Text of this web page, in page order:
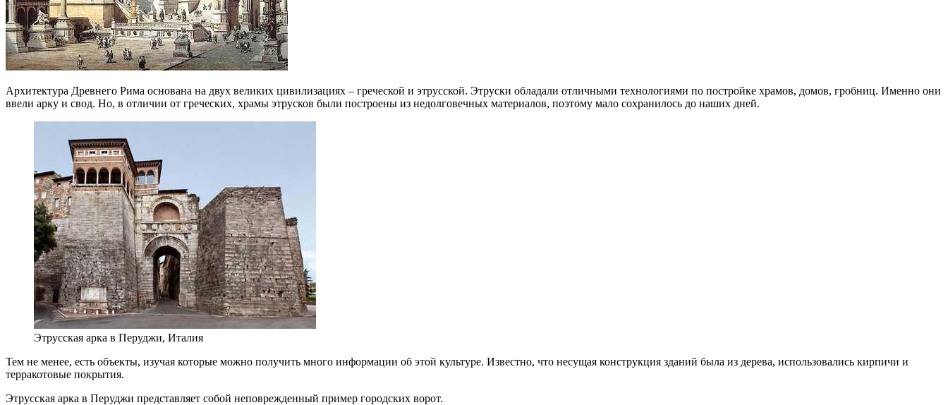
Архитектура Древнего Рима основана на двух великих цивилизациях – греческой и этрусской. Этруски обладали отличными технологиями по постройке храмов, домов, гробниц. Именно они
ввели арку и свод. Но, в отличии от греческих, храмы этрусков были построены из недолговечных материалов, поэтому мало сохранилось до наших дней.
Этрусская арка в Перуджи, Италия
Тем не менее, есть объекты, изучая которые можно получить много информации об этой культуре. Известно, что несущая конструкция зданий была из дерева, использовались кирпичи и
терракотовые покрытия.
Этрусская арка в Перуджи представляет собой неповрежденный пример городских ворот.